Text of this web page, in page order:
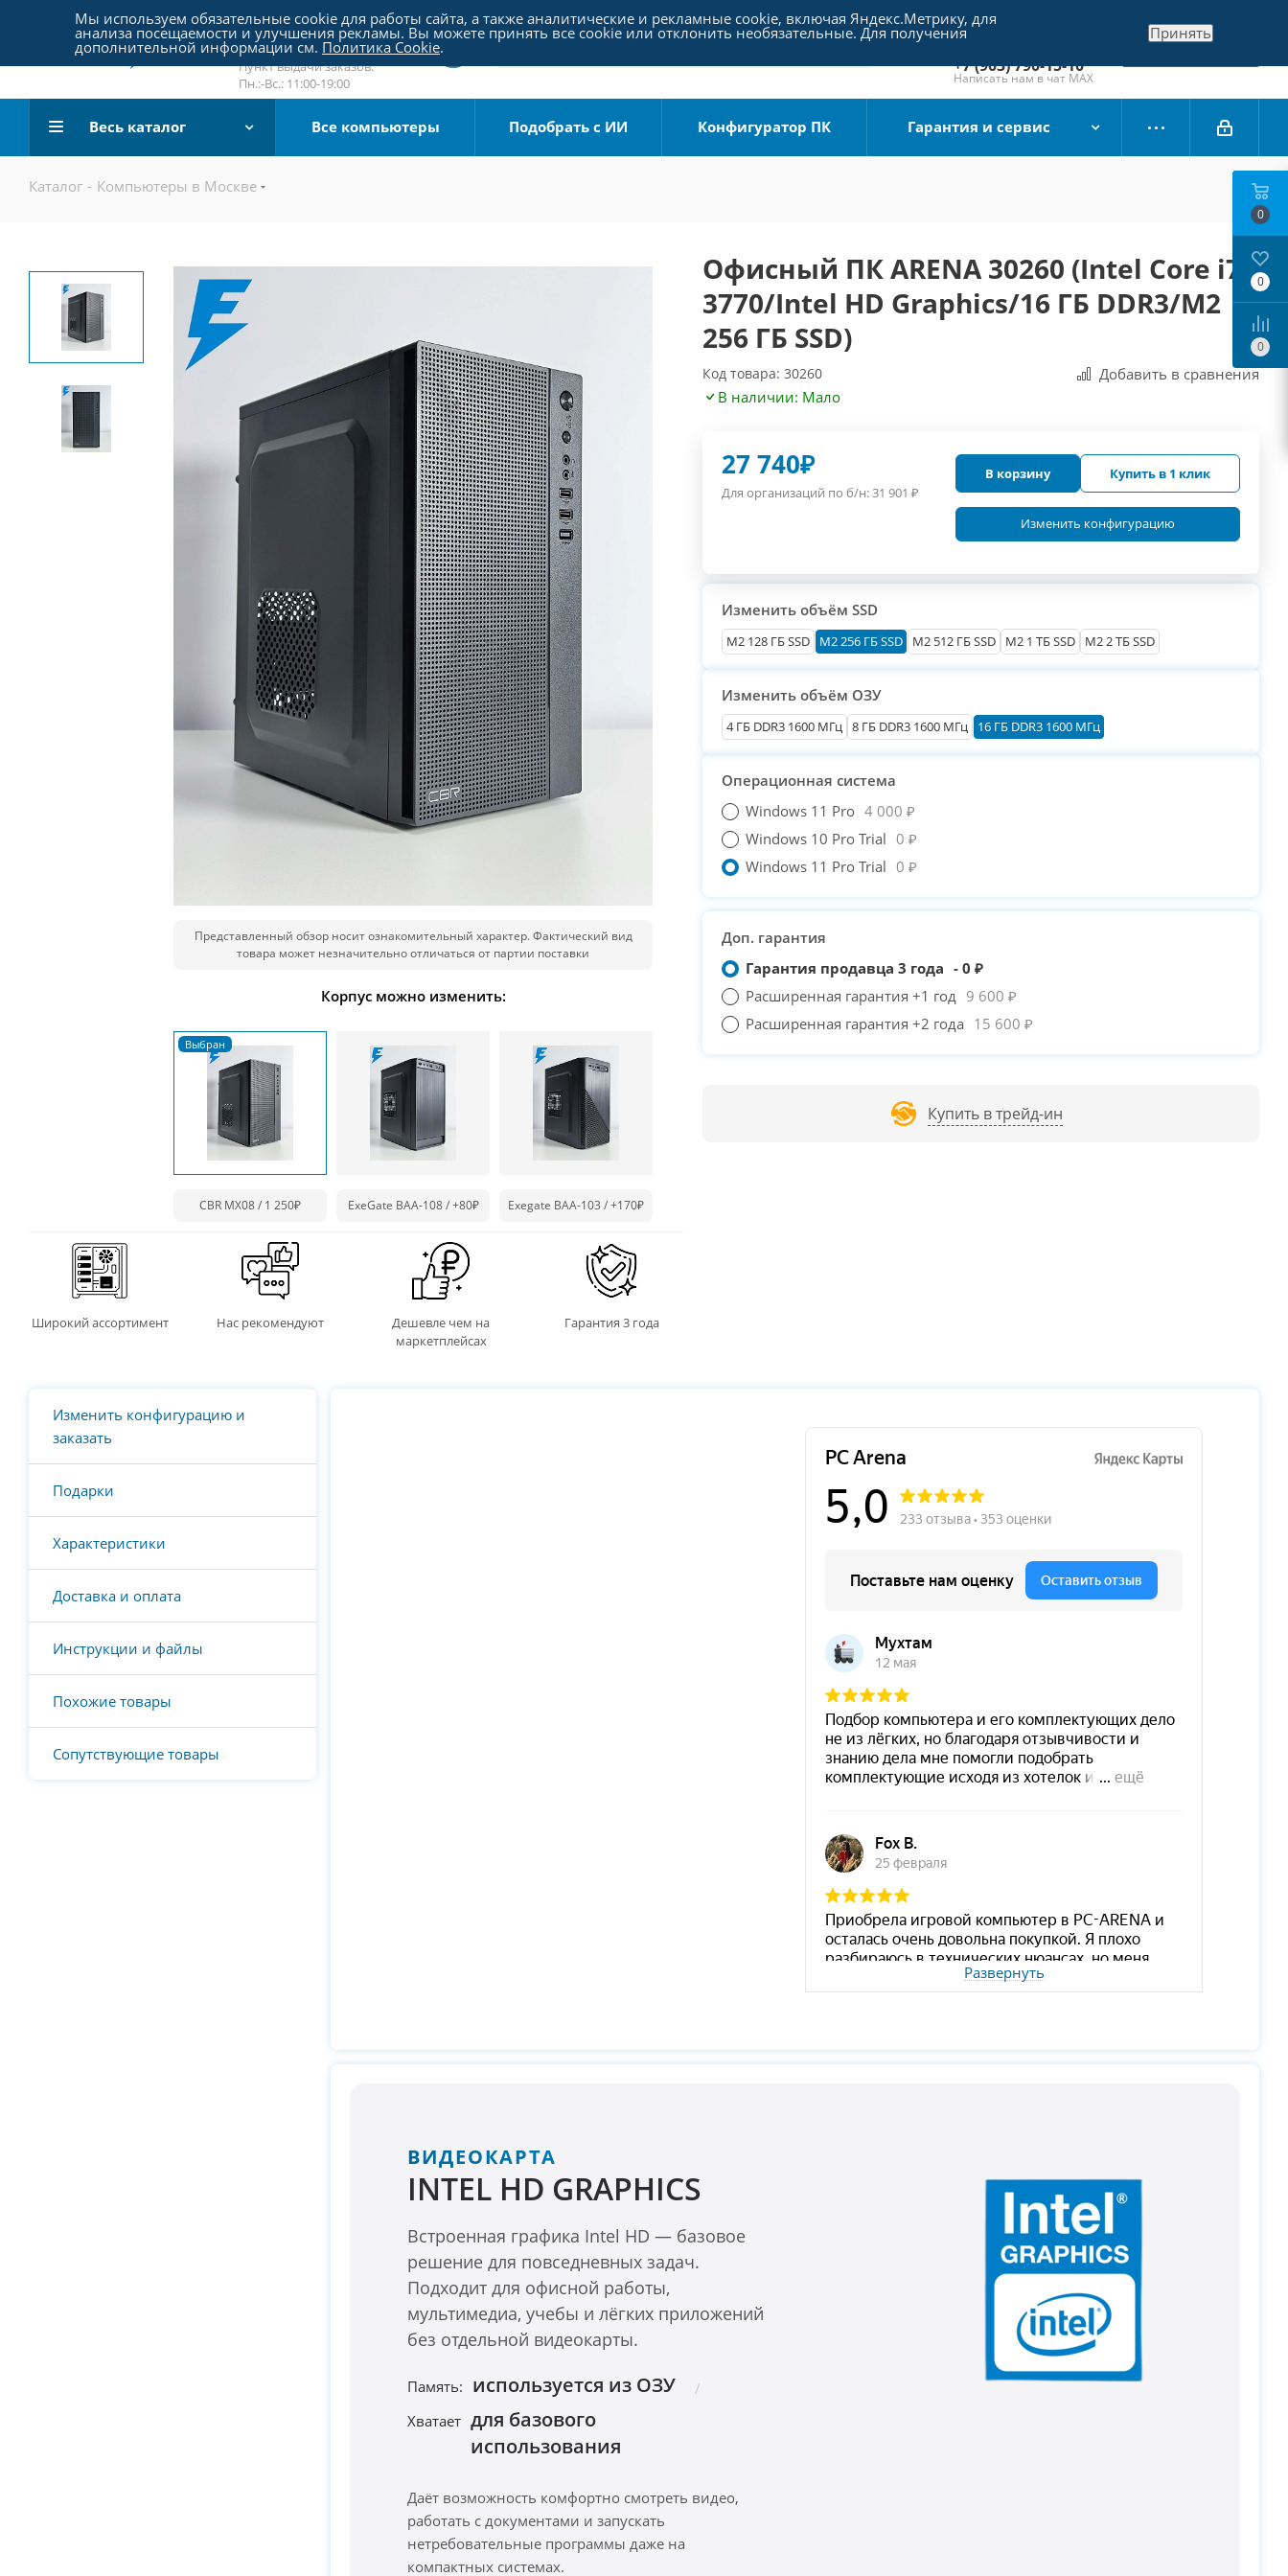
Пятницкое шоссе 18, пав. 267
email:sale@pc-arena.ru
Пн.:-Вс.: 10:00-20:00
Пункт выдачи заказов:
Пн.:-Вс.: 11:00-19:00
+7 (495) 790-15-10
Отдел продаж
+7 (903) 790-15-10
Написать нам в чат MAX
Заказать звонок
Весь каталог Все компьютеры Подобрать с ИИ Конфигуратор ПК Гарантия и сервис
Каталог - Компьютеры в Москве
Представленный обзор носит ознакомительный характер. Фактический вид
товара может незначительно отличаться от партии поставки
Корпус можно изменить:
CBR MX08 / 1 250₽ ExeGate BAA-108 /+80₽ Exegate BAA-103 /+170₽
Широкий ассортимент Нас рекомендуют
Дешевле чем на
маркетплейсах
Гарантия 3 года
Офисный ПК ARENA 30260 (Intel Core i7-
3770/Intel HD Graphics/16 ГБ DDR3/M2
256 ГБ SSD)
Код товара: 30260
Добавить в сравнения
В наличии: Мало
27 740₽
Для организаций по б/н:31 901 ₽
В корзину Купить в 1 клик
Изменить конфигурацию
Изменить объём SSD
М2 128 ГБ SSD M2 256 ГБ SSD M2 512 ГБ SSD M2 1 ТБ SSD M2 2 ТБ SSD
Изменить объём ОЗУ
4 ГБ DDR3 1600 МГц 8 ГБ DDR3 1600 МГц 16 ГБ DDR3 1600 МГц
Операционная система
Windows 11 Pro 4 000 ₽
Windows 10 Pro Trial 0 ₽
Windows 11 Pro Trial 0 ₽
Доп. гарантия
Гарантия продавца 3 года - 0 ₽
Расширенная гарантия +1 год 9 600 ₽
Расширенная гарантия +2 года 15 600 ₽
Купить в трейд-ин
Изменить конфигурацию и
заказать
Подарки
Характеристики
Доставка и оплата
Инструкции и файлы
Похожие товары
Сопутствующие товары
PC-Arena на карте Москвы — Яндекс Карты
Развернуть
ВИДЕОКАРТА
INTEL HD GRAPHICS
Встроенная графика Intel HD — базовое
решение для повседневных задач.
Подходит для офисной работы,
мультимедиа, учебы и лёгких приложений
без отдельной видеокарты.
Память: используется из ОЗУ
Хватает для базового
использования
Даёт возможность комфортно смотреть видео,
работать с документами и запускать
нетребовательные программы даже на
компактных системах.
0
0
0
Мы используем обязательные cookie для работы сайта, а также аналитические и рекламные cookie, включая Яндекс.Метрику, для
анализа посещаемости и улучшения рекламы. Вы можете принять все cookie или отклонить необязательные. Для получения
дополнительной информации см. Политика Cookie.
Принять